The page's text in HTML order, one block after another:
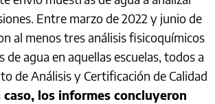
Entre marzo de 2022 y junio de
al menos tres análisis fisicoquímicos
agua en aquellas escuelas, todos a
de Análisis y Certificación de Calidad
caso, los informes concluyeron